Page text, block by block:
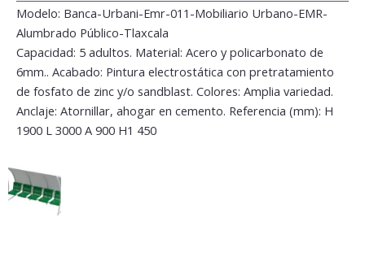
Modelo: Banca-Urbani-Emr-011-Mobiliario Urbano-EMR-
Alumbrado Público-Tlaxcala
Capacidad: 5 adultos. Material: Acero y policarbonato de
6mm.. Acabado: Pintura electrostática con pretratamiento
de fosfato de zinc y/o sandblast. Colores: Amplia variedad.
Anclaje: Atornillar, ahogar en cemento. Referencia (mm): H
1900 L 3000 A 900 H1 450